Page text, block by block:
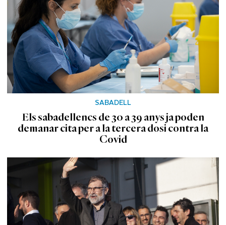
SABADELL
Els sabadellencs de 30 a 39 anys ja poden
demanar cita per a la tercera dosi contra la
Covid